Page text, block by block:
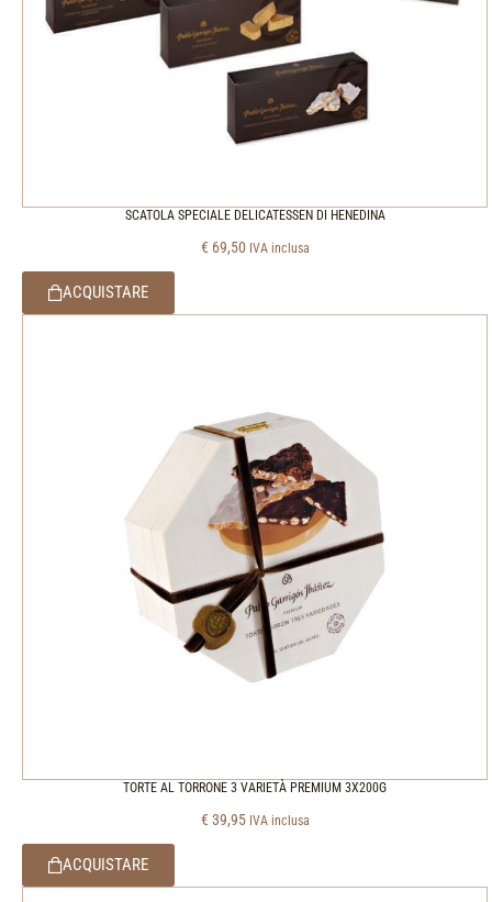
SCATOLA SPECIALE DELICATESSEN DI HENEDINA
€ 69,50 IVA inclusa
ACQUISTARE
TORTE AL TORRONE 3 VARIETÀ PREMIUM 3X200G
€ 39,95 IVA inclusa
ACQUISTARE